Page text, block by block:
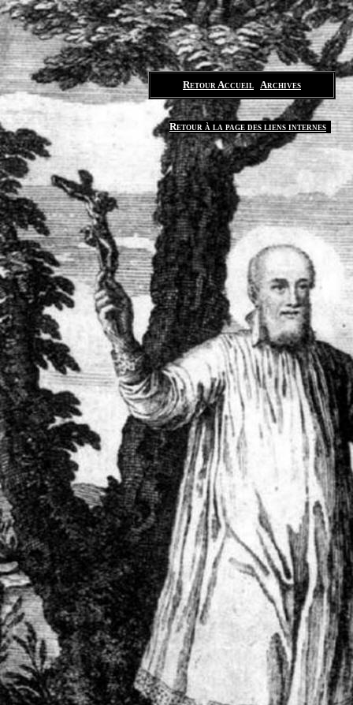
Retour à la page des liens internes
Retour Accueil Archives